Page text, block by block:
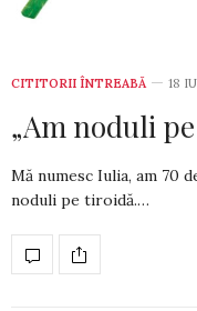
CITITORII ÎNTREABĂ 18
„Am noduli
Mă numesc Iulia, am 70
noduli pe tiroidă.…